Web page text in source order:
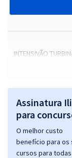
INTENSIVÃO
Técnico Judiciário
Assinatura
para
O melhor custo
benefício para os
cursos para